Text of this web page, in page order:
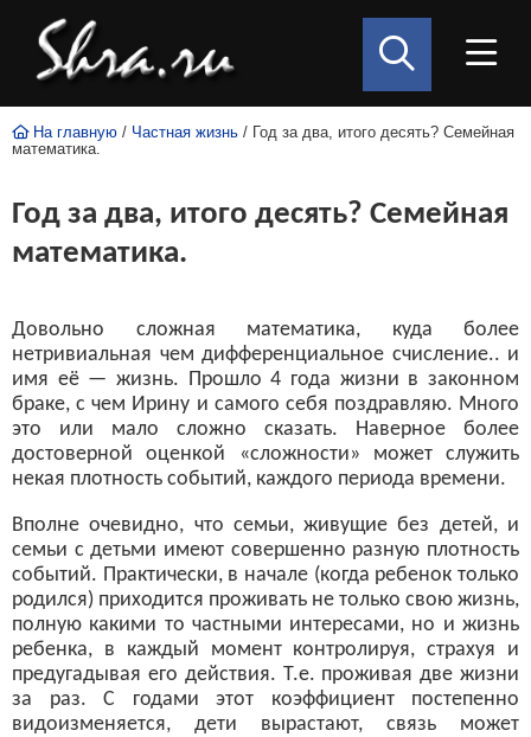
На главную / Частная жизнь / Год за два, итого десять? Семейная
математика.
Год за два, итого десять? Семейная
математика.
Довольно сложная математика, куда более
нетривиальная чем дифференциальное счисление.. и
имя её — жизнь. Прошло 4 года жизни в законном
браке, с чем Ирину и самого себя поздравляю. Много
это или мало сложно сказать. Наверное более
достоверной оценкой «сложности» может служить
некая плотность событий, каждого периода времени.
Вполне очевидно, что семьи, живущие без детей, и
семьи с детьми имеют совершенно разную плотность
событий. Практически, в начале (когда ребенок только
родился) приходится проживать не только свою жизнь,
полную какими то частными интересами, но и жизнь
ребенка, в каждый момент контролируя, страхуя и
предугадывая его действия. Т.е. проживая две жизни
за раз. С годами этот коэффициент постепенно
видоизменяется, дети вырастают, связь может